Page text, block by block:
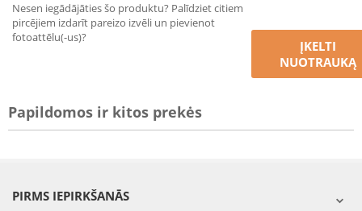
Nesen iegādājāties šo produktu? Palīdziet citiem
pircējiem izdarīt pareizo izvēli un pievienot
fotoattēlu(-us)?
ĮKELTI
NUOTRAUKĄ
Papildomos ir kitos prekės
PIRMS IEPIRKŠANĀS